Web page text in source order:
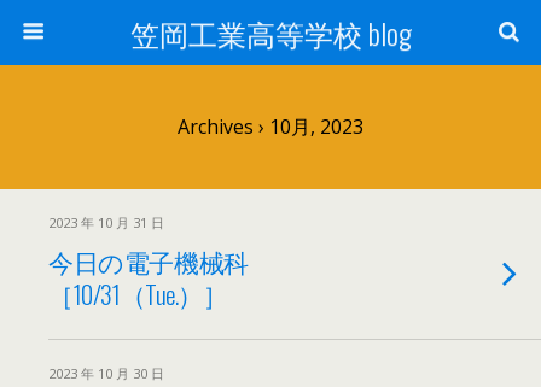
笠岡工業高等学校 blog
Archives › 10月, 2023
2023 年 10 月 31 日
今日の電子機械科
［10/31（Tue.）］
2023 年 10 月 30 日